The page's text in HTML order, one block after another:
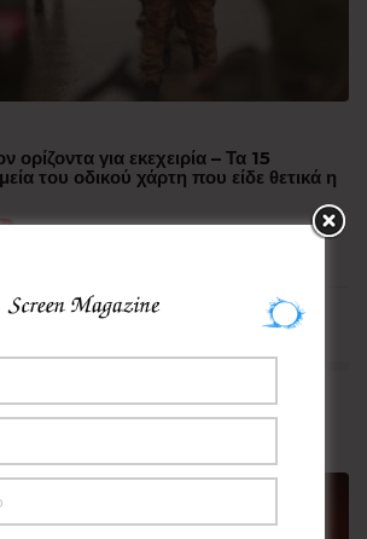
για εκεχειρία – Τα 15
του οδικού χάρτη που είδε θετικά η